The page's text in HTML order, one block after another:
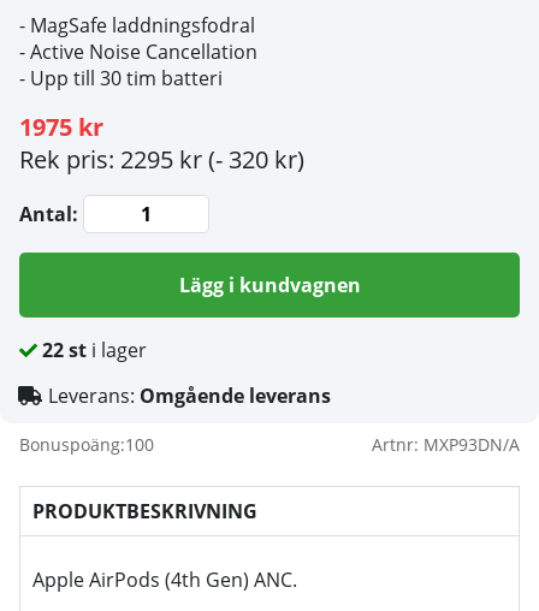
- MagSafe laddningsfodral
- Active Noise Cancellation
- Upp till 30 tim batteri
1975 kr
Rek pris: 2295 kr(- 320 kr)
Antal:
Lägg i kundvagnen
22st i lager
Leverans: Omgående leverans
Bonuspoäng:100 Artnr: MXP93DN/A
PRODUKTBESKRIVNING
Apple AirPods (4th Gen) ANC.